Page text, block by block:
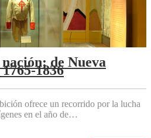
de Nueva
1836
ofrece un recorrido por la lucha
en el año de…